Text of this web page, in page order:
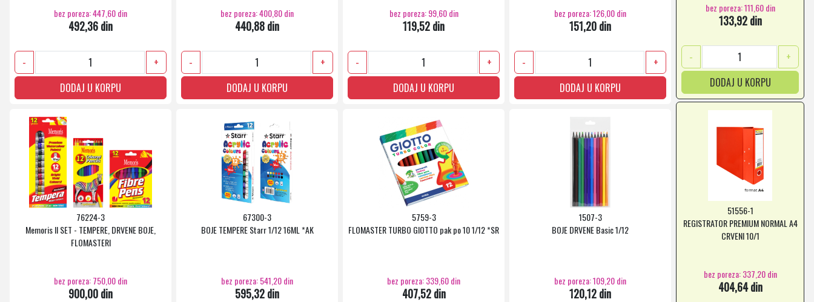
bez poreza: 447,60 din
492,36 din
-
+
DODAJ U KORPU
bez poreza: 400,80 din
440,88 din
-
+
DODAJ U KORPU
bez poreza: 99,60 din
119,52 din
-
+
DODAJ U KORPU
bez poreza: 126,00 din
151,20 din
-
+
DODAJ U KORPU
76224-3
Memoris II SET - TEMPERE, DRVENE BOJE,
FLOMASTERI
bez poreza: 750,00 din
900,00 din
67300-3
BOJE TEMPERE Starr 1/12 16ML *AK
bez poreza: 541,20 din
595,32 din
5759-3
FLOMASTER TURBO GIOTTO pak po 10 1/12 *SR
bez poreza: 339,60 din
407,52 din
1507-3
BOJE DRVENE Basic 1/12
bez poreza: 109,20 din
120,12 din
bez poreza: 111,60 din
133,92 din
-
+
DODAJ U KORPU
51556-1
REGISTRATOR PREMIUM NORMAL A4
CRVENI 10/1
bez poreza: 337,20 din
404,64 din